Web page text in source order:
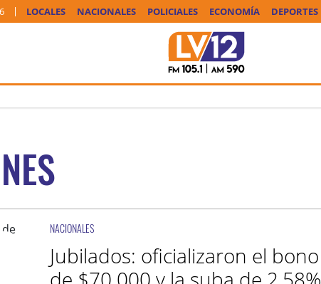
LOCALES NACIONALES POLICIALES ECONOMÍA DEPORTES
NACIONALES
Jubilados: oficializaron el bono